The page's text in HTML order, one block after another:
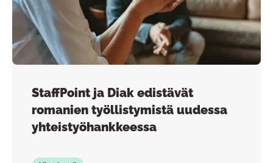
StaffPoint ja Diak edistävät
romanien työllistymistä uudessa
yhteistyöhankkeessa